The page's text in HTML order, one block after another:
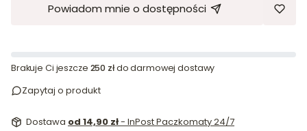
Powiadom mnie o dostępności
Brakuje Ci jeszcze 250 złdo darmowej dostawy
Zapytaj o produkt
Dostawa od 14,90 zł- InPost Paczkomaty 24/7